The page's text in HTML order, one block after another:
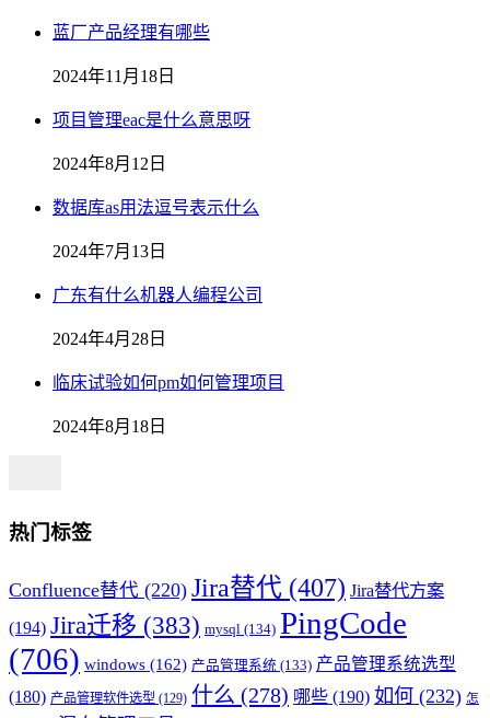
蓝厂产品经理有哪些
2024年11月18日
项目管理eac是什么意思呀
2024年8月12日
数据库as用法逗号表示什么
2024年7月13日
广东有什么机器人编程公司
2024年4月28日
临床试验如何pm如何管理项目
2024年8月18日
热门标签
Confluence替代 (220) Jira替代 (407) Jira替代方案
(194) Jira迁移 (383) mysql (134) PingCode
(706) windows (162) 产品管理系统 (133) 产品管理系统选型
(180) 产品管理软件选型 (129) 什么 (278) 哪些 (190) 如何 (232) 怎